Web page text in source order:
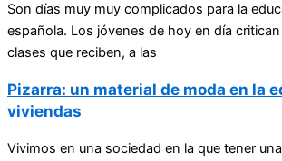
Son días muy muy complicados para la
española. Los jóvenes de hoy en día
clases que reciben, a las
Pizarra: un material de moda en la
viviendas
Vivimos en una sociedad en la que tener